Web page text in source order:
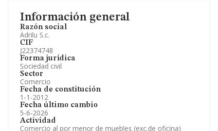
Información general
Razón social
Adrilu S.c.
CIF
J22374748
Forma jurídica
Sociedad civil
Sector
Comercio
Fecha de constitución
1-1-2012
Fecha último cambio
5-6-2026
Actividad
Comercio al por menor de muebles (exc.de oficina)